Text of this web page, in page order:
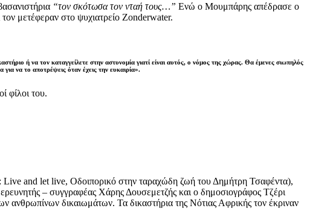
“τον σκότωσα τον νταή τους…” Ενώ ο Μουμπάρης απέδρασε ο
μετέφεραν στο ψυχιατρείο Zonderwater.
ή να τον καταγγείλετε στην αστυνομία γιατί είναι αυτός, ο νόμος της χώρας. Θα έμενες σιωπηλός
να το αποτρέψεις όταν έχεις την ευκαιρία».
φίλοι του.
and let live, Οδοιπορικό στην ταραχώδη ζωή του Δημήτρη Τσαφέντα),
– συγγραφέας Χάρης Δουσεμετζής και ο δημοσιογράφος Τζέρι
ανθρωπίνων δικαιωμάτων. Τα δικαστήρια της Νότιας Αφρικής τον έκριναν